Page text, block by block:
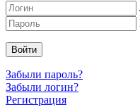
Войти
Забыли пароль?
Забыли логин?
Регистрация